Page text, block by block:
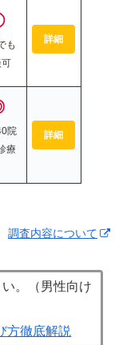
も
詳細
院
療
詳細
調査内容について
。（男性向け
方徹底解説